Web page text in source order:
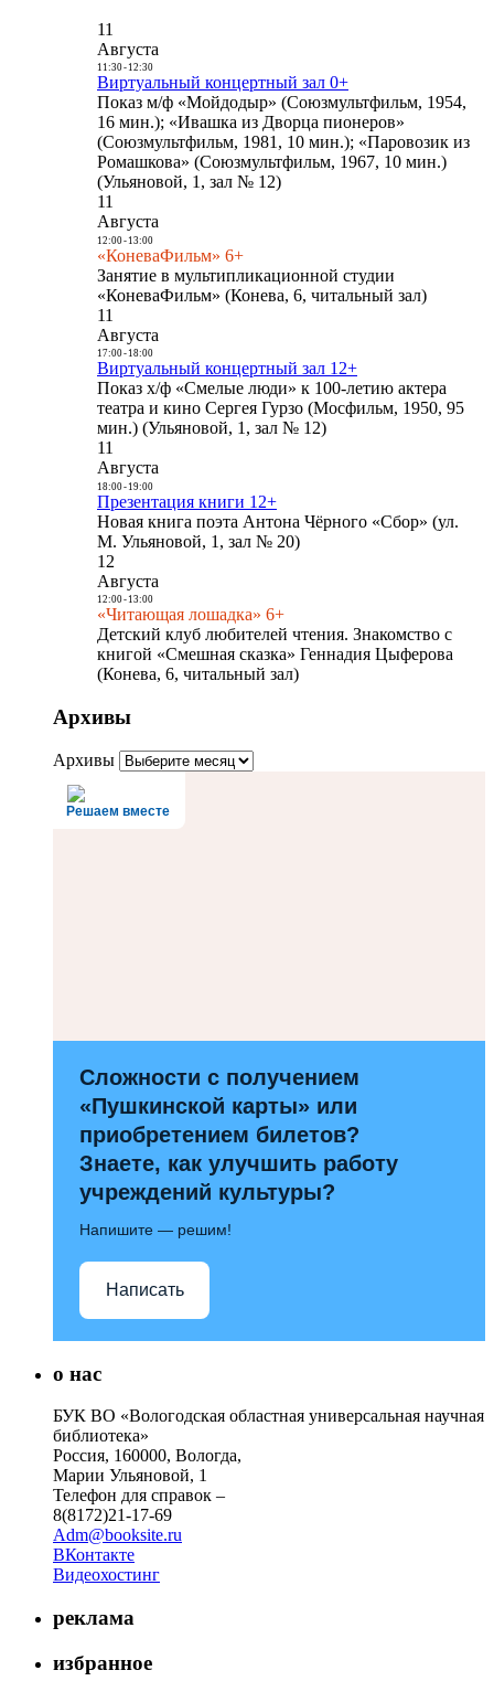
11
Августа
11:30- 12:30
Виртуальный концертный зал 0+
Показ м/ф «Мойдодыр» (Союзмультфильм, 1954,
16 мин.); «Ивашка из Дворца пионеров»
(Союзмультфильм, 1981, 10 мин.); «Паровозик из
Ромашкова» (Союзмультфильм, 1967, 10 мин.)
(Ульяновой, 1, зал № 12)
11
Августа
12:00- 13:00
«КоневаФильм» 6+
Занятие в мультипликационной студии
«КоневаФильм» (Конева, 6, читальный зал)
11
Августа
17:00- 18:00
Виртуальный концертный зал 12+
Показ х/ф «Смелые люди» к 100-летию актера
театра и кино Сергея Гурзо (Мосфильм, 1950, 95
мин.) (Ульяновой, 1, зал № 12)
11
Августа
18:00- 19:00
Презентация книги 12+
Новая книга поэта Антона Чёрного «Сбор» (ул.
М. Ульяновой, 1, зал № 20)
12
Августа
12:00- 13:00
«Читающая лошадка» 6+
Детский клуб любителей чтения. Знакомство с
книгой «Смешная сказка» Геннадия Цыферова
(Конева, 6, читальный зал)
Архивы
Архивы
Решаем вместе
Сложности с получением
«Пушкинской карты» или
приобретением билетов?
Знаете, как улучшить работу
учреждений культуры?
Напишите — решим!
Написать
о нас
БУК ВО «Вологодская областная универсальная научная
библиотека»
Россия, 160000, Вологда,
Марии Ульяновой, 1
Телефон для справок –
8(8172)21-17-69
Adm@booksite.ru
ВКонтакте
Видеохостинг
реклама
избранное